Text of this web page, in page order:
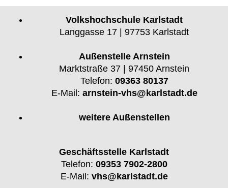
Volkshochschule Karlstadt
Langgasse 17 | 97753 Karlstadt
Außenstelle Arnstein
Marktstraße 37 | 97450 Arnstein
Telefon: 09363 80137
E-Mail: arnstein-vhs@karlstadt.de
weitere Außenstellen
Geschäftsstelle Karlstadt
Telefon: 09353 7902-2800
E-Mail: vhs@karlstadt.de